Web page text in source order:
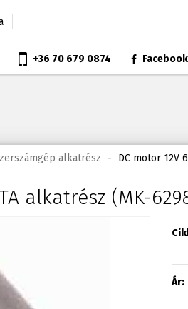
+36 70 679 0874 Facebook
alkatrész - DC motor 12V
alkatrész (MK-
Ár: